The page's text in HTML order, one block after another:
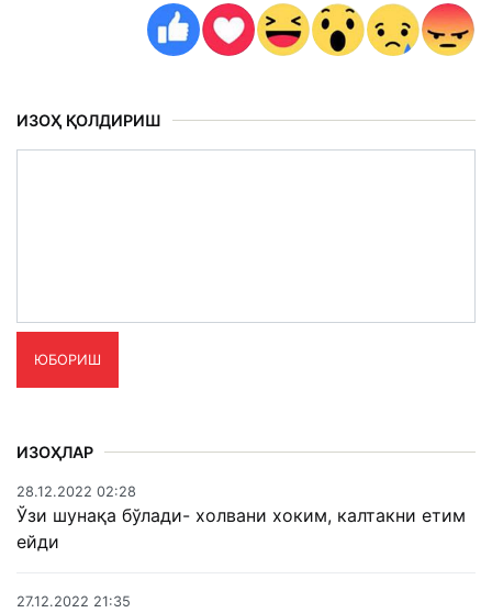
ИЗОҲ ҚОЛДИРИШ
ЮБОРИШ
ИЗОҲЛАР
28.12.2022 02:28
Ўзи шунақа бўлади- холвани хоким, калтакни етим
ейди
27.12.2022 21:35